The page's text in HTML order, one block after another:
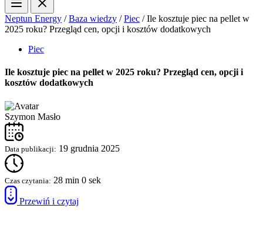
Neptun Energy /Baza wiedzy /Piec /Ile kosztuje piec na pellet w
2025 roku? Przegląd cen, opcji i kosztów dodatkowych
Piec
Ile kosztuje piec na pellet w 2025 roku? Przegląd cen, opcji i
kosztów dodatkowych
Szymon Masło
Data publikacji: 19 grudnia 2025
Czas czytania: 28 min 0 sek
Przewiń i czytaj